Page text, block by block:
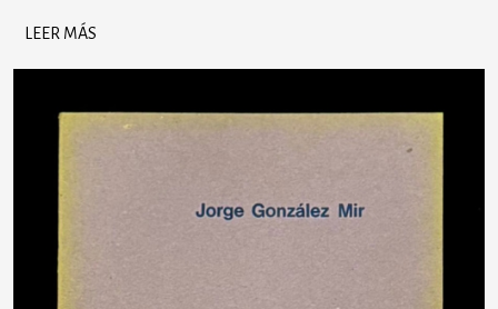
LEER MÁS